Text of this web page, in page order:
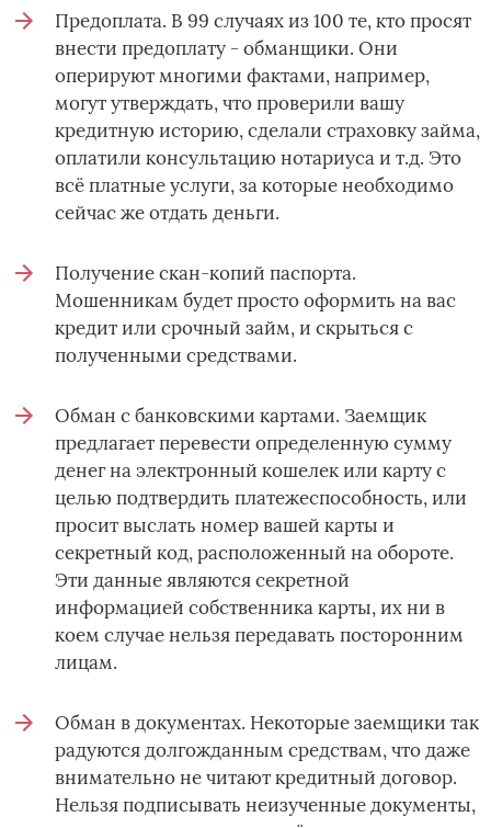
Предоплата. В 99 случаях из 100 те, кто просят
внести предоплату - обманщики. Они
оперируют многими фактами, например,
могут утверждать, что проверили вашу
кредитную историю, сделали страховку займа,
оплатили консультацию нотариуса и т.д. Это
всё платные услуги, за которые необходимо
сейчас же отдать деньги.
Получение скан-копий паспорта.
Мошенникам будет просто оформить на вас
кредит или срочный займ, и скрыться с
полученными средствами.
Обман с банковскими картами. Заемщик
предлагает перевести определенную сумму
денег на электронный кошелек или карту с
целью подтвердить платежеспособность, или
просит выслать номер вашей карты и
секретный код, расположенный на обороте.
Эти данные являются секретной
информацией собственника карты, их ни в
коем случае нельзя передавать посторонним
лицам.
Обман в документах. Некоторые заемщики так
радуются долгожданным средствам, что даже
внимательно не читают кредитный договор.
Нельзя подписывать неизученные документы,